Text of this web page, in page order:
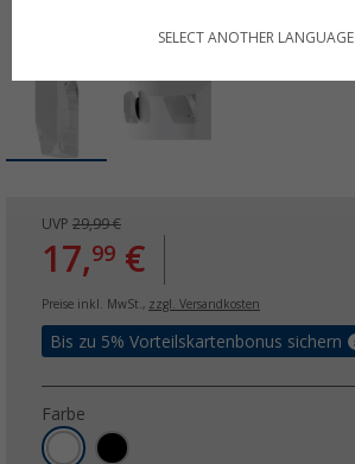
UVP 29,99 €
17,99 €
Preise inkl. MwSt., zzgl. Versandkosten
Bis zu 5% Vorteilskartenbonus sichern
Farbe
SELECT ANOTHER LANGUAGE